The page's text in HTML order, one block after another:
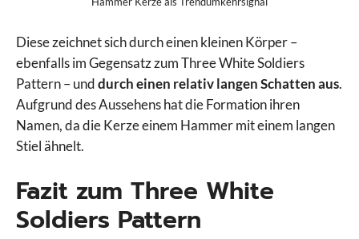
Diese zeichnet sich durch einen kleinen Körper –
ebenfalls im Gegensatz zum Three White Soldiers
Pattern – unddurch einen relativ langen Schatten aus.
Aufgrund des Aussehens hat die Formation ihren
Namen, da die Kerze einem Hammer mit einem langen
Stiel ähnelt.
Fazit zum Three White
Soldiers Pattern